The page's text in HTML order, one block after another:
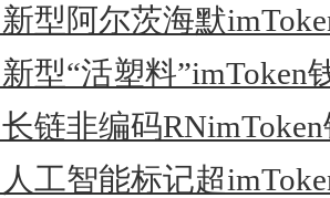
型阿尔茨海默
型“活塑料
链非编码
工智能标记超